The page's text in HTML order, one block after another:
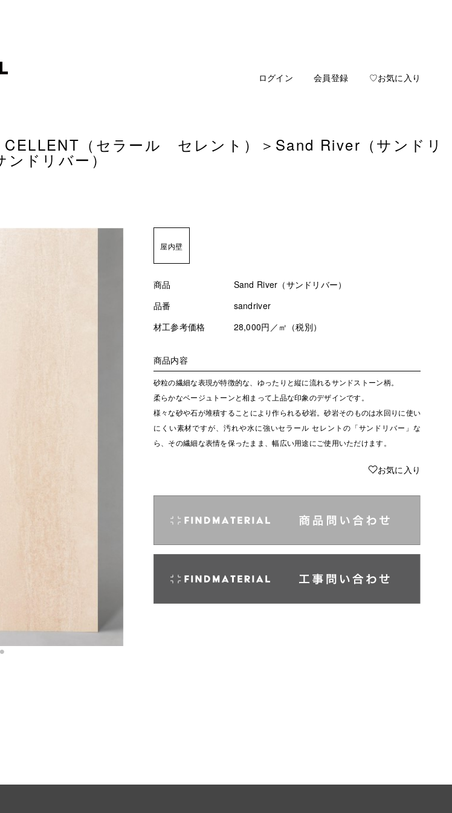
ログイン 会員登録 ♡お気に入り
（セラール セレント） ＞ Sand River（サンドリ
ンドリバー）
屋内壁
商品
Sand River（サンドリバー）
品番
sandriver
材工参考価格
28,000円／㎡（税別）
商品内容
砂粒の繊細な表現が特徴的な、ゆったりと縦に流れるサンドストーン柄。
柔らかなベージュトーンと相まって上品な印象のデザインです。
様々な砂や石が堆積することにより作られる砂岩。砂岩そのものは水回りに使い
にくい素材ですが、汚れや水に強いセラール セレントの「サンドリバー」な
ら、その繊細な表情を保ったまま、幅広い用途にご使用いただけます。
♥お気に入り